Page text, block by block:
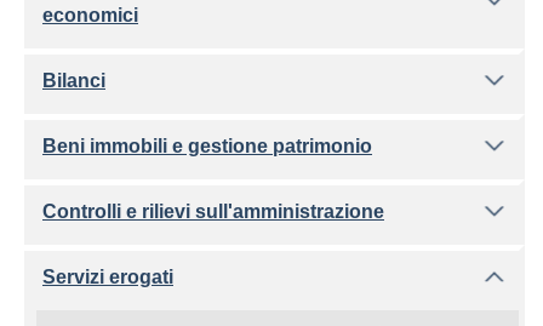
economici
Bilanci
Beni immobili e gestione patrimonio
Controlli e rilievi sull'amministrazione
Servizi erogati